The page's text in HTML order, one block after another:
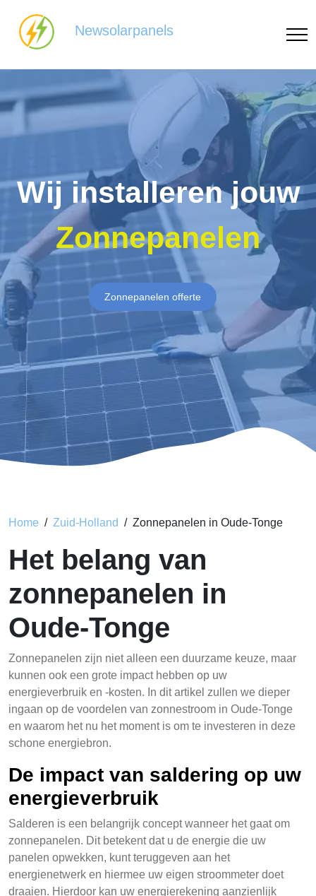
Newsolarpanels
Wij installeren jouw
Zonnepanelen
Zonnepanelen offerte
Home Zuid-Holland Zonnepanelen in Oude-Tonge
Het belang van
zonnepanelen in
Oude-Tonge
Zonnepanelen zijn niet alleen een duurzame keuze, maar
kunnen ook een grote impact hebben op uw
energieverbruik en -kosten. In dit artikel zullen we dieper
ingaan op de voordelen van zonnestroom in Oude-Tonge
en waarom het nu het moment is om te investeren in deze
schone energiebron.
De impact van saldering op uw
energieverbruik
Salderen is een belangrijk concept wanneer het gaat om
zonnepanelen. Dit betekent dat u de energie die uw
panelen opwekken, kunt teruggeven aan het
energienetwerk en hiermee uw eigen stroommeter doet
draaien. Hierdoor kan uw energierekening aanzienlijk